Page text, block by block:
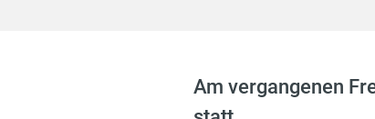
Am vergangenen